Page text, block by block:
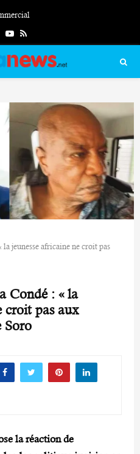
TwitterYoutube
Rss
jeunesse africaine ne croit pas
Condé : « la
croit pas aux
Soro
la réaction de